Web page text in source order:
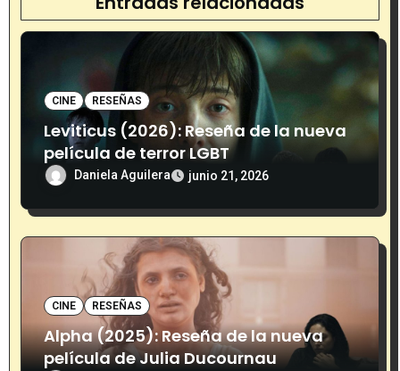
d
e
n
t
a
a
s
CINE RESEÑAS
Leviticus (2026): Reseña de la nueva
película de terror LGBT
Daniela Aguilera junio 21, 2026
CINE RESEÑAS
Alpha (2025): Reseña de la nueva
película de Julia Ducournau